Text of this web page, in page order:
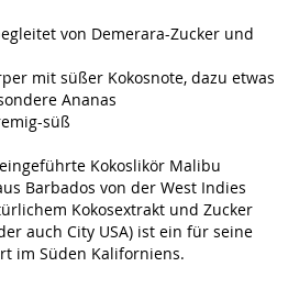
von Demerara-Zucker und
mit süßer Kokosnote, dazu etwas
Ananas
süß
Kokoslikör Malibu
Barbados von der West Indies
Kokosextrakt und Zucker
auch City USA) ist ein für seine
im Süden Kaliforniens.